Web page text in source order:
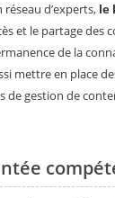
d’experts, le
et le partage
de la
mettre en place
de gestion de